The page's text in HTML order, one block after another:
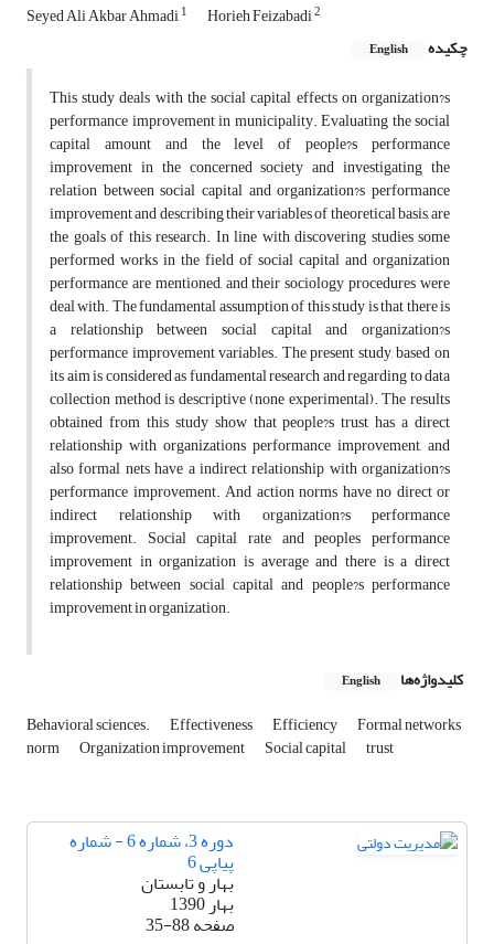
Seyed Ali Akbar Ahmadi1 Horieh Feizabadi2
چکیده English
This study deals with the social capital effects on organization?s
performance improvement in municipality. Evaluating the social
capital amount and the level of people?s performance
improvement in the concerned society and investigating the
relation between social capital and organization?s performance
improvement and describing their variables of theoretical basis, are
the goals of this research. In line with discovering studies some
performed works in the field of social capital and organization
performance are mentioned, and their sociology procedures were
deal with. The fundamental assumption of this study is that there is
a relationship between social capital and organization?s
performance improvement variables. The present study, based on
its aim is considered as fundamental research and regarding to data
collection method is descriptive (none experimental). The results
obtained from this study show that people?s trust has a direct
relationship with organizations performance improvement, and
also formal nets have a indirect relationship with organization?s
performance improvement. And action norms have no direct or
indirect relationship with organization?s performance
improvement. Social capital rate and peoples performance
improvement in organization is average and there is a direct
relationship between social capital and people?s performance
improvement in organization.
کلیدواژه‌ها English
Behavioral sciences. Effectiveness Efficiency Formal networks
norm Organization improvement Social capital trust
دوره 3، شماره 6 - شماره
پیاپی 6
بهار و تابستان
بهار 1390
صفحه35-88